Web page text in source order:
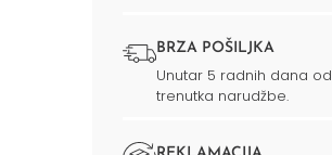
BRZA POŠILJKA
Unutar 5 radnih dana od
trenutka narudžbe.